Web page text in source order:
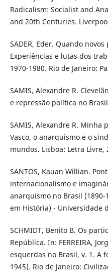
Radicalism: Socialist and
and 20th Centuries.
SADER, Eder. Quando
Experiências e lutas dos
1970-1980. Rio de Janeiro:
SAMIS, Alexandre R.
e repressão política no
SAMIS, Alexandre R.
Vasco, o anarquismo e o
mundos. Lisboa: Letra Livre,
SANTOS, Kauan Willian.
internacionalismo e
anarquismo no Brasil (1890-
em História) - Universidade
SCHMIDT, Benito B. Os
República. In: FERREIRA,
esquerdas no Brasil, v. 1. A
1945). Rio de Janeiro: